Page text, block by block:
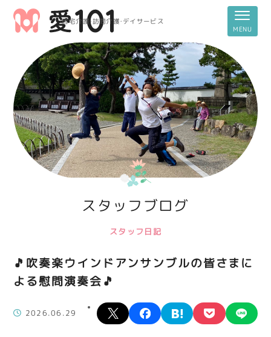
居宅介護・訪問介護・デイサービス
スタッフブログ
スタッフ日記
🎵吹奏楽ウインドアンサンブルの皆さまに
よる慰問演奏会🎵
2026.06.29
X facebookhatena pocket